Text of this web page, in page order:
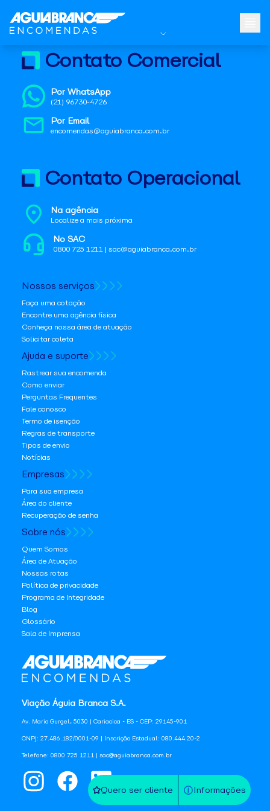
Quero ser cliente Informações
Viação Águia Branca S.A.
Av. Mario Gurgel, 5030 | Cariacica - ES - CEP: 29145-901
CNPJ: 27.486.182/0001-09 | Inscrição Estadual: 080.444.20-2
Telefone: 0800 725 1211 | sac@aguiabranca.com.br
Contato Comercial
Por WhatsApp
(21) 96730-4726
Por Email
encomendas@aguiabranca.com.br
Contato Operacional
Na agência
Localize a mais próxima
No SAC
0800 725 1211 | sac@aguiabranca.com.br
Nossos serviços
Faça uma cotação
Encontre uma agência física
Conheça nossa área de atuação
Solicitar coleta
Ajuda e suporte
Rastrear sua encomenda
Como enviar
Perguntas Frequentes
Fale conosco
Termo de isenção
Regras de transporte
Tipos de envio
Notícias
Empresas
Para sua empresa
Área do cliente
Recuperação de senha
Sobre nós
Quem Somos
Área de Atuação
Nossas rotas
Política de privacidade
Programa de Integridade
Blog
Glossário
Sala de Imprensa